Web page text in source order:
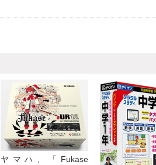
ヤマハ、「Fukase